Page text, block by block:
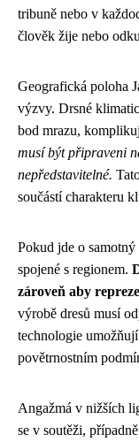
tribuně nebo v
člověk žije nebo
Geografická poloha
výzvy. Drsné
bod mrazu,
musí být připraveni
nepředstavitelné.
součástí charakteru
Pokud jde o
spojené s regionem.
zároveň aby
výrobě dresů musí
technologie
povětrnostním
Angažmá v nižších
se v soutěži,